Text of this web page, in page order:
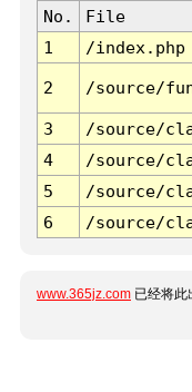
No. File
1
/index.php
2 /source/
3 /source/
4
/source/
5
/source/
6
/source/
www.365jz.com 已经将此